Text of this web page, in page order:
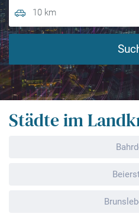
10 km
Städte im